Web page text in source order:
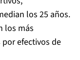
los 25 años.
los más
efectivos de